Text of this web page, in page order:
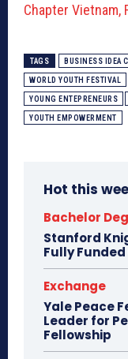
Chapter Vietnam,
TAGS BUSINESS IDEA
WORLD YOUTH FESTIVAL
YOUNG ENTEPRENEURS
YOUTH EMPOWERMENT
Hot this
Bachelor
Stanford
Fully
Exchange
Yale Peace
Leader for
Fellowship